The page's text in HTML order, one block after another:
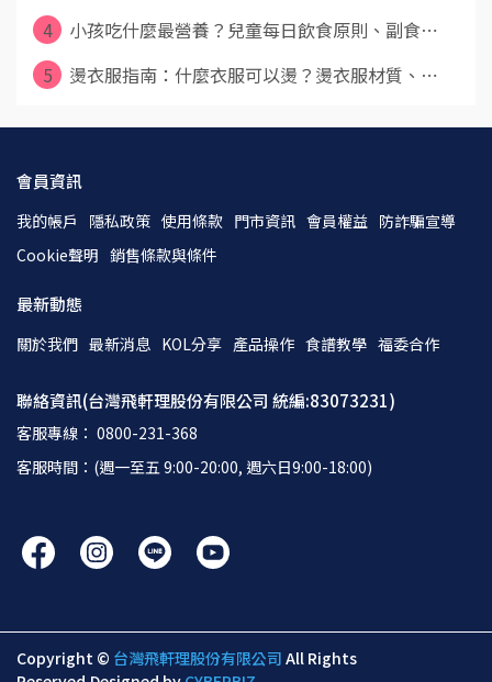
4
小孩吃什麼最營養？兒童每日飲食原則、副食⋯
5
燙衣服指南：什麼衣服可以燙？燙衣服材質、⋯
會員資訊
我的帳戶 隱私政策 使用條款 門市資訊 會員權益 防詐騙宣導
Cookie聲明 銷售條款與條件
最新動態
關於我們 最新消息 KOL分享 產品操作 食譜教學 福委合作
聯絡資訊(台灣飛軒理股份有限公司 統編:83073231)
客服專線： 0800-231-368
客服時間：(週一至五 9:00-20:00, 週六日9:00-18:00)
Copyright © 台灣飛軒理股份有限公司 All Rights